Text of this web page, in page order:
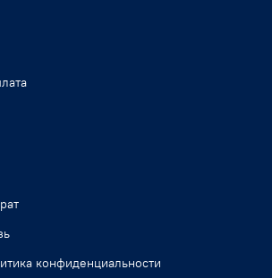
конфиденциальности